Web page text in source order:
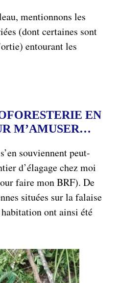
mentionnons les
(dont certaines sont
entourant les
EN
M’AMUSER…
souviennent peut-
d’élagage chez moi
faire mon BRF). De
situées sur la falaise
ont ainsi été